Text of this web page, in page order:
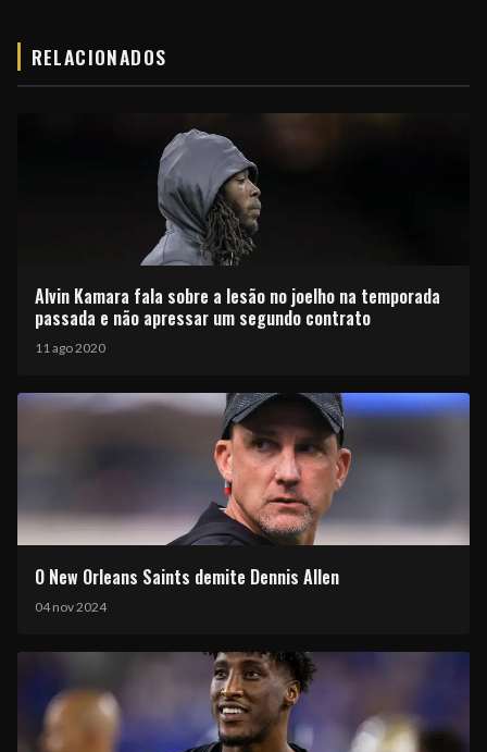
RELACIONADOS
Alvin Kamara fala sobre a lesão no joelho na temporada
passada e não apressar um segundo contrato
11 ago 2020
O New Orleans Saints demite Dennis Allen
04 nov 2024